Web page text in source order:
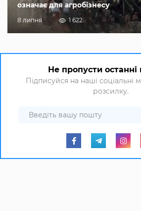
означає для агробізнесу
8 липня 1 622
Не пропусти останні
Підписуйся на наші соціальні
розсилку.